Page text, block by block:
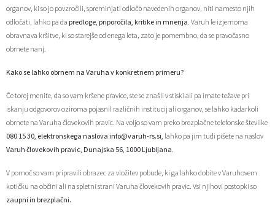
organov, ki so jo povzročili, spreminjati odločb navedenih organov, niti namesto njih
odločati, lahko pa da predloge, priporočila, kritike in mnenja . Varuh le izjemoma
obravnava kršitve, ki so starejše od enega leta, zato je pomembno, da se pravočasno
obrnete nanj.
Kako se lahko obrnem na Varuha v konkretnem primeru?
Če torej menite, da so vam kršene pravice, ste se znašli v stiski ali pa imate težave pri
iskanju odgovorov oziroma pojasnil različnih institucij ali organov, se lahko kadarkoli
obrnete na Varuha človekovih pravic. Na voljo so vam preko brezplačne telefonske številke
080 15 30, elektronskega naslova info@varuh-rs.si lahko pa jim tudi pišete na naslov
Varuh človekovih pravic, Dunajska 56, 1000 Ljubljana
V pomoč so vam pripravili obrazec za vložitev pobude, ki ga lahko dobite v Varuhovem
kotičku na občini ali na spletni strani Varuha človekovih pravic. Vsi njihovi postopki so
zaupni in brezplačni.